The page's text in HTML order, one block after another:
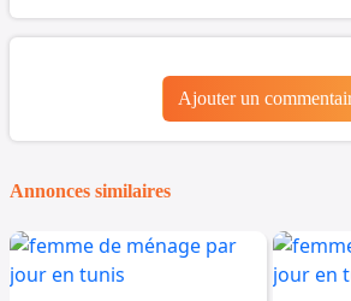
Ajouter un
Annonces similaires